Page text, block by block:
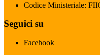
Codice Ministeriale:
Seguici su
Facebook